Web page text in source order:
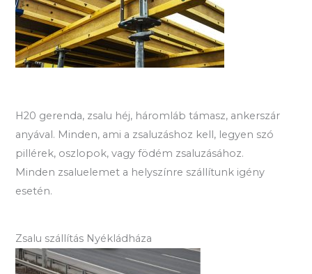
H20 gerenda, zsalu héj, háromláb támasz, ankerszár
anyával. Minden, ami a zsaluzáshoz kell, legyen szó
pillérek, oszlopok, vagy födém zsaluzásához.
Minden zsaluelemet a helyszínre szállítunk igény
esetén.
Zsalu szállítás Nyékládháza